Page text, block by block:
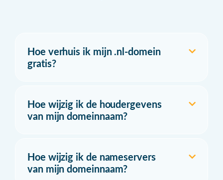
Hoe verhuis ik mijn .nl-domein
gratis?
Hoe wijzig ik de houdergevens
van mijn domeinnaam?
Hoe wijzig ik de nameservers
van mijn domeinnaam?